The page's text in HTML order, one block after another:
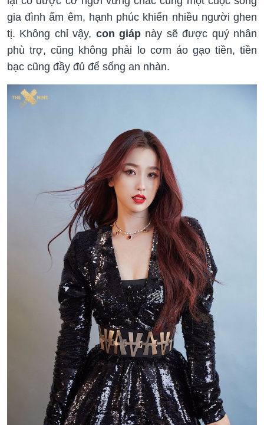
gia đình ấm êm, hạnh phúc khiến nhiều người ghen
tị. Không chỉ vậy, con giáp này sẽ được quý nhân
phù trợ, cũng không phải lo cơm áo gạo tiền, tiền
bạc cũng đầy đủ để sống an nhàn.